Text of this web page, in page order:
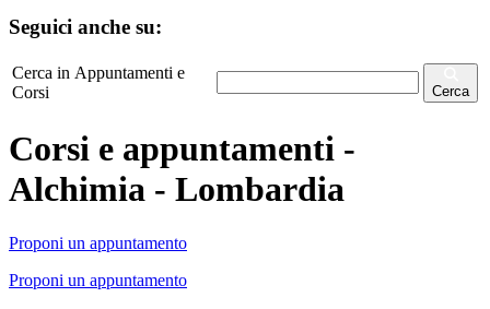
Seguici anche su:
Cerca in Appuntamenti e
Corsi
Cerca
Corsi e appuntamenti -
Alchimia - Lombardia
Proponi un appuntamento
Proponi un appuntamento